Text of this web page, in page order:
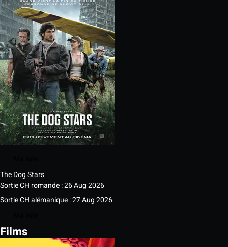
The Dog Stars
Sortie CH romande : 26 Aug 2026
Sortie CH alémanique : 27 Aug 2026
Films